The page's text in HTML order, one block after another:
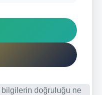
doğruluğu ne